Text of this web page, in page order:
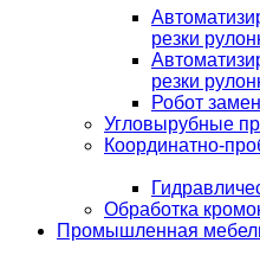
резки
резки
Робот
Угловырубные
Координатно-
Обработка
Промышленная